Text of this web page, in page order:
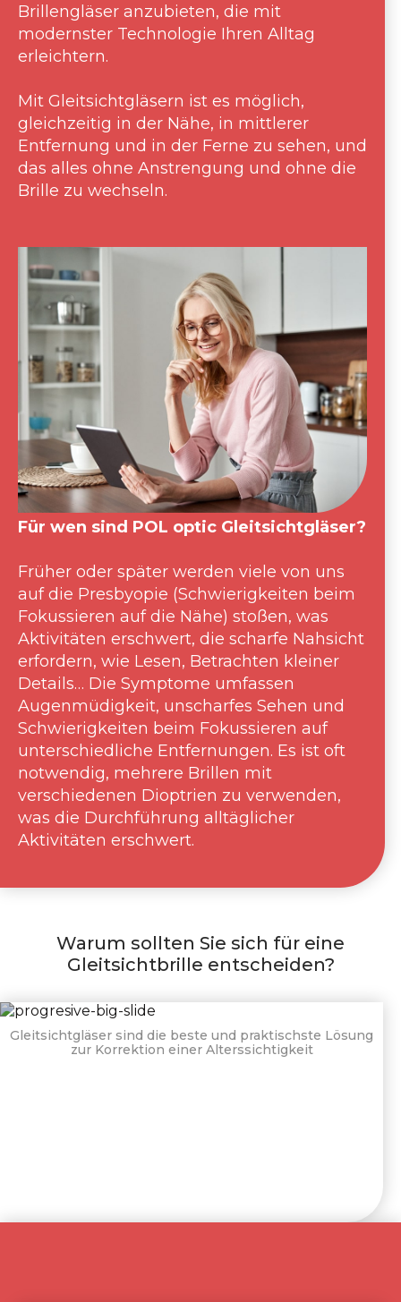
Brillengläser anzubieten, die mit
modernster Technologie Ihren Alltag
erleichtern.
Mit Gleitsichtgläsern ist es möglich,
gleichzeitig in der Nähe, in mittlerer
Entfernung und in der Ferne zu sehen, und
das alles ohne Anstrengung und ohne die
Brille zu wechseln.
Für wen sind POL optic Gleitsichtgläser?
Früher oder später werden viele von uns
auf die Presbyopie (Schwierigkeiten beim
Fokussieren auf die Nähe) stoßen, was
Aktivitäten erschwert, die scharfe Nahsicht
erfordern, wie Lesen, Betrachten kleiner
Details… Die Symptome umfassen
Augenmüdigkeit, unscharfes Sehen und
Schwierigkeiten beim Fokussieren auf
unterschiedliche Entfernungen. Es ist oft
notwendig, mehrere Brillen mit
verschiedenen Dioptrien zu verwenden,
was die Durchführung alltäglicher
Aktivitäten erschwert.
Warum sollten Sie sich für eine
Gleitsichtbrille entscheiden?
Gleitsichtgläser sind die beste und praktischste Lösung
zur Korrektion einer Alterssichtigkeit